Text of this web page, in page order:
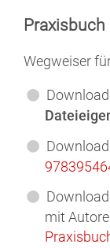
Wegweiser
mit